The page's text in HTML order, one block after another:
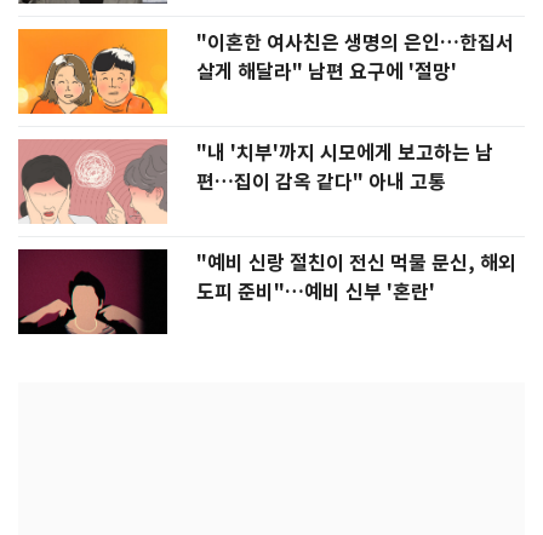
"이혼한 여사친은 생명의 은인…한집서
살게 해달라" 남편 요구에 '절망'
"내 '치부'까지 시모에게 보고하는 남
편…집이 감옥 같다" 아내 고통
"예비 신랑 절친이 전신 먹물 문신, 해외
도피 준비"…예비 신부 '혼란'